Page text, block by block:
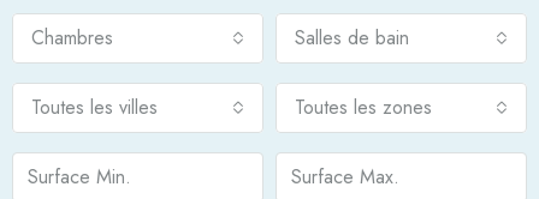
Chambres Salles de bain
Toutes les villes Toutes les zones